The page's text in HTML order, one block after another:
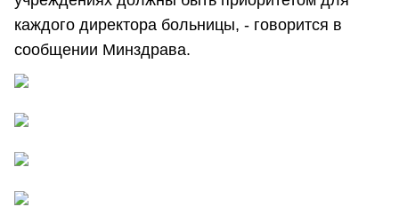
каждого директора больницы, - говорится в
сообщении Минздрава.